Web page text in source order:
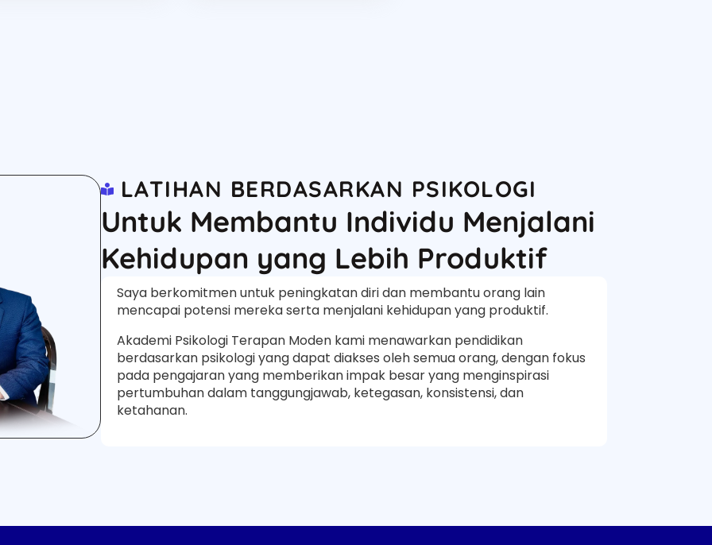
LATIHAN BERDASARKAN PSIKOLOGI
Untuk Membantu Individu Menjalani
Kehidupan yang Lebih Produktif
Saya berkomitmen untuk peningkatan diri dan membantu orang lain
mencapai potensi mereka serta menjalani kehidupan yang produktif.
Akademi Psikologi Terapan Moden kami menawarkan pendidikan
berdasarkan psikologi yang dapat diakses oleh semua orang, dengan fokus
pada pengajaran yang memberikan impak besar yang menginspirasi
pertumbuhan dalam tanggungjawab, ketegasan, konsistensi, dan
ketahanan.